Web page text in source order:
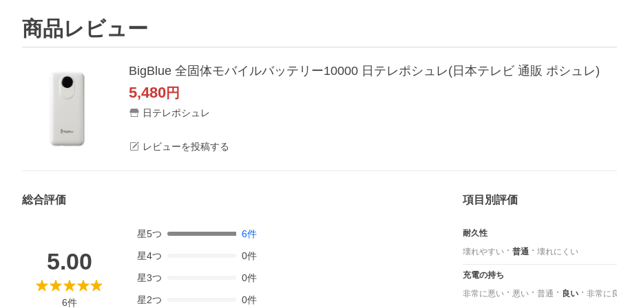
商品レビュー
BigBlue 全固体モバイルバッテリー10000 日テレポシュレ(日本テレビ 通販 ポシュレ)
5,480円
日テレポシュレ
レビューを投稿する
総合評価
5.00
6件
星5つ 6件
星4つ 0件
星3つ 0件
星2つ 0件
項目別評価
耐久性
壊れやすい
普通 壊れにくい
充電の持ち
非常に悪い
悪い 普通 良い 非常に